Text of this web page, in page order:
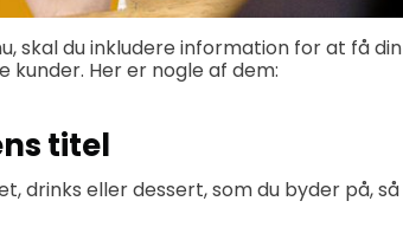
skal du inkludere information for at få din
Her er nogle af dem:
titel
drinks eller dessert, som du byder på, så